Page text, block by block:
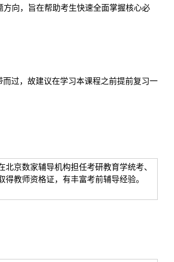
向，旨在帮助考生快速全面掌握核心必
过，故建议在学习本课程之前提前复习一
京数家辅导机构担任考研教育学统考、
教师资格证，有丰富考前辅导经验。